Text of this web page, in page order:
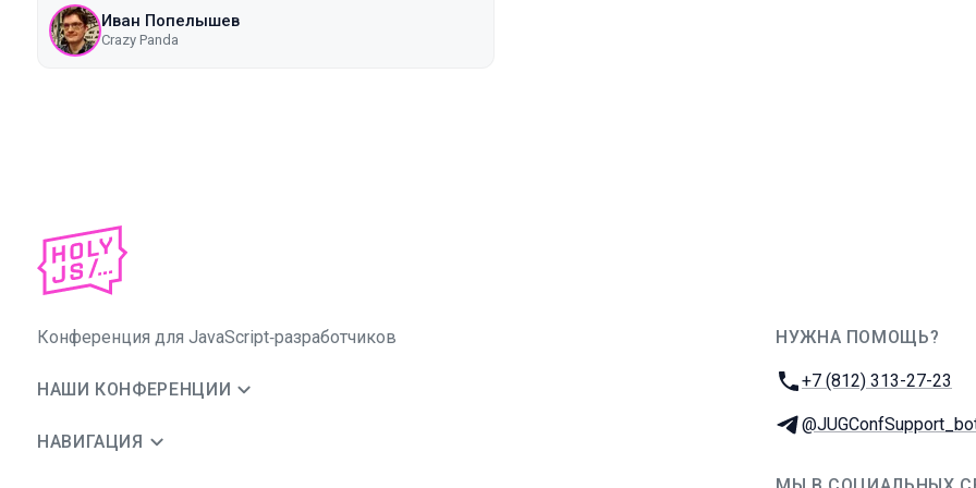
Иван Попелышев
Crazy Panda
Конференция для JavaScript‑разработчиков
НАШИ КОНФЕРЕНЦИИ
НАВИГАЦИЯ
НУЖНА ПОМОЩЬ?
Телефон:
+7 (812) 313-27-23
Телеграм: